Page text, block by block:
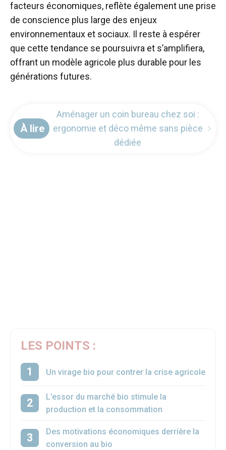
facteurs économiques, reflète également une prise
de conscience plus large des enjeux
environnementaux et sociaux. Il reste à espérer
que cette tendance se poursuivra et s’amplifiera,
offrant un modèle agricole plus durable pour les
générations futures.
À lire
Aménager un coin bureau chez soi :
ergonomie et déco même sans pièce
dédiée
LES POINTS :
Un virage bio pour contrer la crise agricole
L’essor du marché bio stimule la
production et la consommation
Des motivations économiques derrière la
conversion au bio